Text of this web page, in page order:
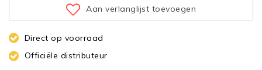
Aan verlanglijst toevoegen
Direct op voorraad
Officiële distributeur